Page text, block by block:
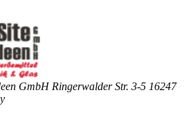
GmbH Ringerwalder Str. 3-5 16247